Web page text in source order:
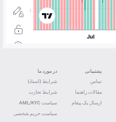
پشتیبانی
تماس
مقالات راهنما
ارسال یک پیغام
در مورد ما
شرایط (اسناد)
شرایط تجارت
سیاست AML/KYC
سیاست حریم شخصی